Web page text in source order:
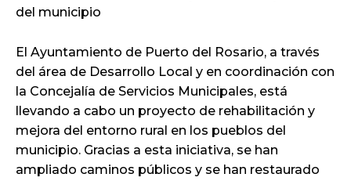
del municipio
El Ayuntamiento de Puerto del Rosario, a través
del área de Desarrollo Local y en coordinación con
la Concejalía de Servicios Municipales, está
llevando a cabo un proyecto de rehabilitación y
mejora del entorno rural en los pueblos del
municipio. Gracias a esta iniciativa, se han
ampliado caminos públicos y se han restaurado